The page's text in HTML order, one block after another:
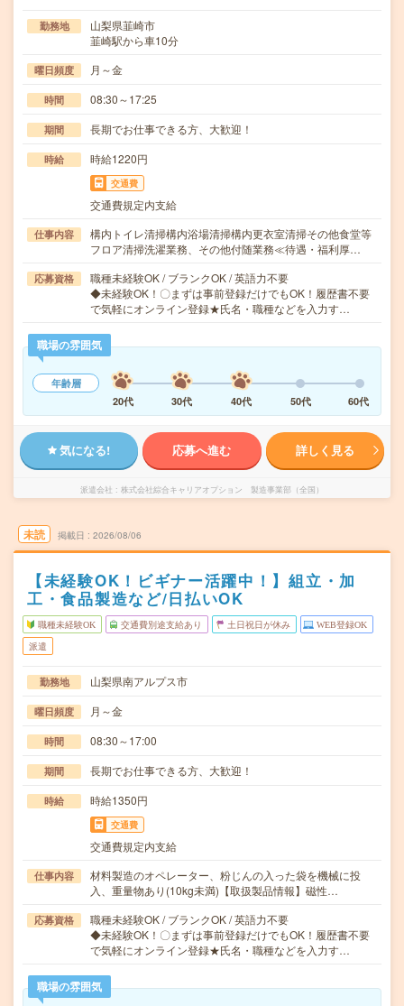
勤務地
山梨県韮崎市
韮崎駅から車10分
曜日頻度 月～金
時間 08:30～17:25
期間 長期でお仕事できる方、大歓迎！
時給 時給1220円
交通費
交通費規定内支給
仕事内容
構内トイレ清掃構内浴場清掃構内更衣室清掃その他食堂等
フロア清掃洗濯業務、その他付随業務≪待遇・福利厚…
応募資格
職種未経験OK / ブランクOK / 英語力不要
◆未経験OK！〇まずは事前登録だけでもOK！履歴書不要
で気軽にオンライン登録★氏名・職種などを入力す…
職場の雰囲気
年齢層
20代
30代 40代 50代 60代
気になる! 応募へ進む 詳しく見る
派遣会社 株式会社綜合キャリアオプション 製造事業部（全国）
未読 掲載日 2026/08/06
【未経験OK！ビギナー活躍中！】組立・加
工・食品製造など/日払いOK
職種未経験OK 交通費別途支給あり 土日祝日が休み WEB登録OK
派遣
勤務地 山梨県南アルプス市
曜日頻度 月～金
時間 08:30～17:00
期間 長期でお仕事できる方、大歓迎！
時給 時給1350円
交通費
交通費規定内支給
仕事内容
材料製造のオペレーター、粉じんの入った袋を機械に投
入、重量物あり(10kg未満)【取扱製品情報】磁性…
応募資格
職種未経験OK / ブランクOK / 英語力不要
◆未経験OK！〇まずは事前登録だけでもOK！履歴書不要
で気軽にオンライン登録★氏名・職種などを入力す…
職場の雰囲気